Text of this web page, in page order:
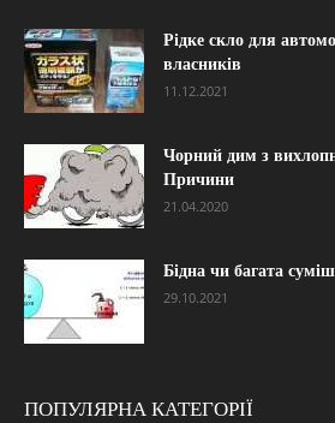
Рідке скло для
власників
11.12.2021
Чорний дим з
Причини
21.04.2020
Бідна чи багата
29.10.2021
ПОПУЛЯРНА КАТЕГОРІЇ